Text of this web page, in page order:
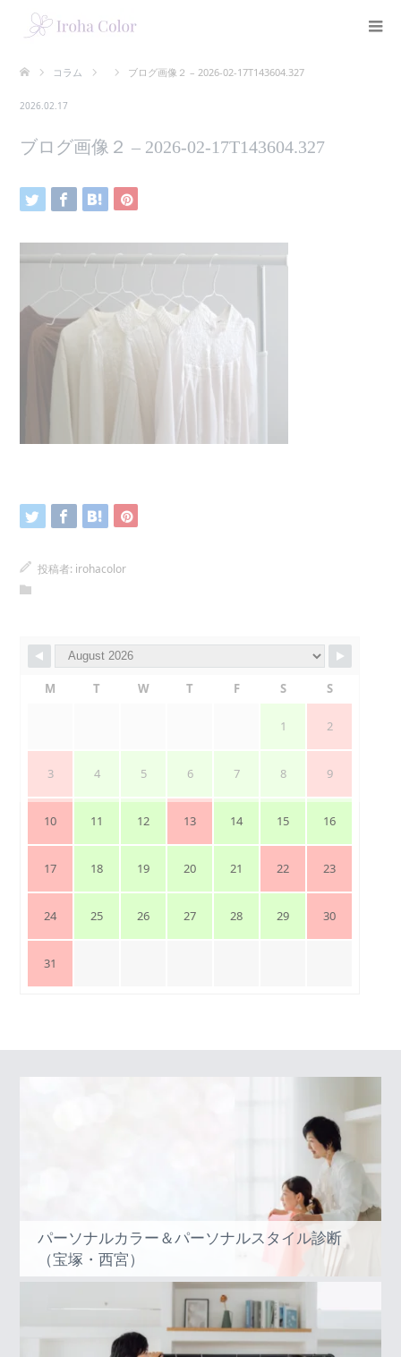
コラム ブログ画像２ – 2026-02-17T143604.327
2026.02.17
ブログ画像２ – 2026-02-17T143604.327
投稿者: irohacolor
M T W T F S S
1 2
3 4 5 6 7 8 9
10 11 12 13 14 15 16
17 18 19 20 21 22 23
24 25 26 27 28 29 30
31
パーソナルカラー＆パーソナルスタイル診断
（宝塚・西宮）